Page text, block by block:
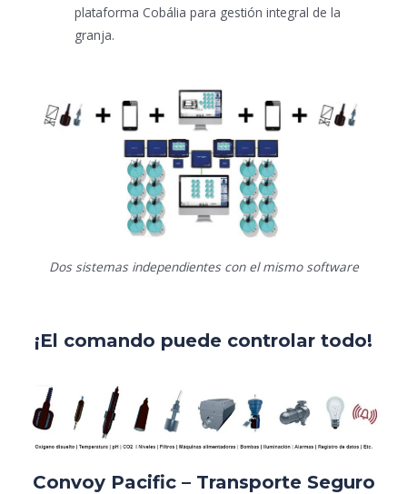
plataforma Cobália para gestión integral de la
granja.
Dos sistemas independientes con el mismo software
¡El comando puede controlar todo!
Convoy Pacific – Transporte Seguro